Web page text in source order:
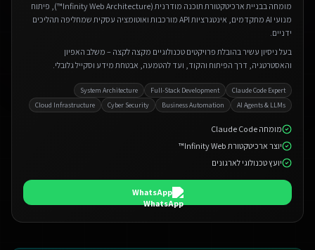
מומחה בבניית ארכיטקטורת תוכנה מודרנית (Infinity Web Architecture™), פיתוח
מנועי AI מתקדמים, אינטגרציות API מורכבות ואוטומציה עסקית שמחליפה תהליכים
ידניים.
בעל ניסיון עשיר בהובלת פרויקטים טכנולוגיים מקצה לקצה – משלב האפיון
והאסטרטגיה, דרך הפיתוח והקוד, ועד להטמעה, אבטחת מידע וסקייל גלובלי.
Claude Code Expert
Full-Stack Development
System Architecture
AI Agents & LLMs
Business Automation
Cyber Security
Cloud Infrastructure
מומחה Claude Code
יוצר ארכיטקטורת Infinity Web™
יועץ טכנולוגי לארגונים
WhatsApp